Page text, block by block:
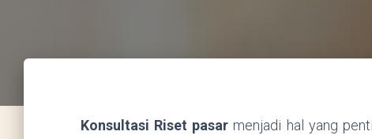
Konsultasi Riset pasar menjadi hal yang